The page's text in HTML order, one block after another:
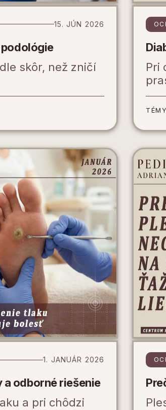
15. JÚN 2026
skôr, než zničí
Pri
1. JANUÁR 2026
a odborné riešenie
a pri chôdzi